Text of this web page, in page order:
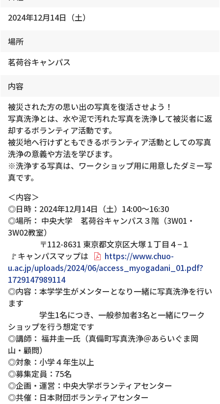
2024年12月14日（土）
場所
茗荷谷キャンパス
内容
被災された方の思い出の写真を復活させよう！
写真洗浄とは、水や泥で汚れた写真を洗浄して被災者に返
却するボランティア活動です。
被災地へ行けずともできるボランティア活動としての写真
洗浄の意義や方法を学びます。
※洗浄する写真は、ワークショップ用に用意したダミー写
真です。
＜内容＞
◎日時：2024年12月14日（土）14:00～16:30
◎場所： 中央大学 茗荷谷キャンパス３階（3W01・
3W02教室）
〒112-8631 東京都文京区大塚１丁目４−１
🚩キャンパスマップは
https://www.chuo-
u.ac.jp/uploads/2024/06/access_myogadani_01.pdf?
1729147989114
◎内容：本学学生がメンターとなり一緒に写真洗浄を行い
ます
学生1名につき、一般参加者3名と一緒にワーク
ショップを行う想定です
◎講師： 福井圭一氏（真備町写真洗浄＠あらいぐま岡
山・顧問）
◎対象：小学４年生以上
◎募集定員：75名
◎企画・運営：中央大学ボランティアセンター
◎共催：日本財団ボランティアセンター